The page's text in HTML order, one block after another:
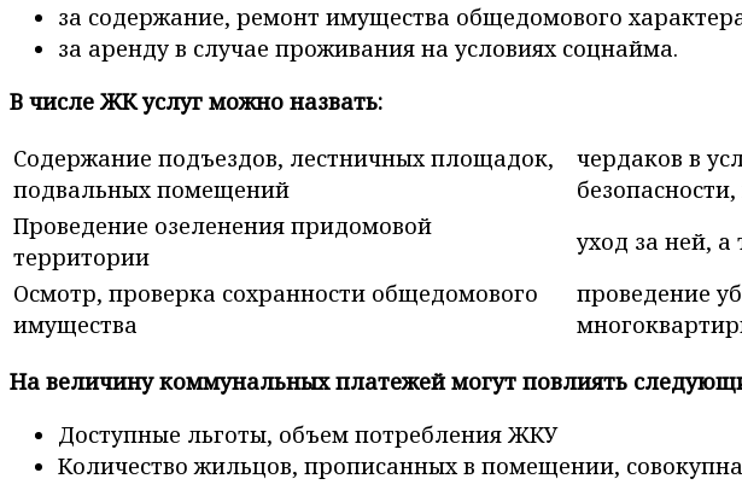
за содержание, ремонт имущества общедомового
за аренду в случае проживания на условиях соцнайма.
В числе ЖК услуг можно назвать:
Содержание подъездов, лестничных площадок,
подвальных помещений
чердаков в
Проведение озеленения придомовой
территории
уход за ней, а
Осмотр, проверка сохранности общедомового
имущества
проведение
На величину коммунальных платежей могут повлиять
Доступные льготы, объем потребления ЖКУ
Количество жильцов, прописанных в помещении,